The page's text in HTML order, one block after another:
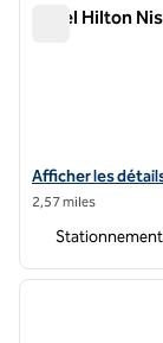
Hôtel Hilton
Afficher les
Afficher les
2,57 miles
1 sur 13